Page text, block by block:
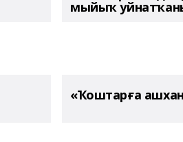
мыйыҡ
«Ҡоштарға